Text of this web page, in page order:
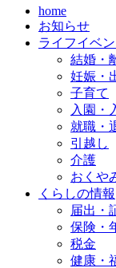
home
お知らせ
ライフイベン
結婚・
妊娠・
子育て
入園・
就職・
引越し
介護
おくや
くらしの情報
届出・
保険・
税金
健康・